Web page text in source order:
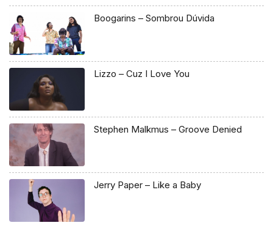
Boogarins – Sombrou Dúvida
Lizzo – Cuz I Love You
Stephen Malkmus – Groove Denied
Jerry Paper – Like a Baby